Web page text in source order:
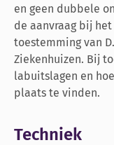
en geen dubbele
de aanvraag bij
toestemming van
Ziekenhuizen. Bij
labuitslagen en
plaats te vinden.
Techniek